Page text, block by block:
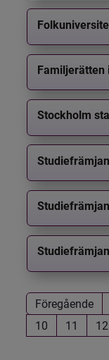
Familjerätten
Stockholm
Föregående
10
11 12